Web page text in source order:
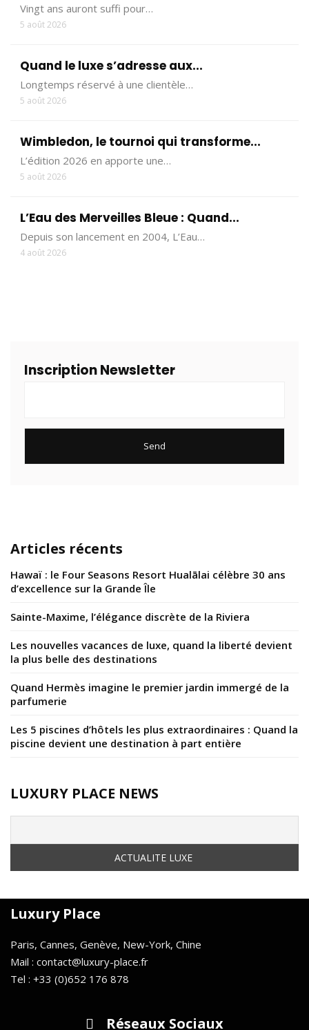
Vingt ans auront suffi pour…
5 août 2026
Quand le luxe s’adresse aux...
Longtemps réservé à une clientèle…
5 août 2026
Wimbledon, le tournoi qui transforme...
L’édition 2026 en apporte une…
5 août 2026
L’Eau des Merveilles Bleue : Quand...
Depuis son lancement en 2004, L’Eau…
4 août 2026
Inscription Newsletter
Articles récents
Hawaï : le Four Seasons Resort Hualālai célèbre 30 ans
d’excellence sur la Grande Île
Sainte-Maxime, l’élégance discrète de la Riviera
Les nouvelles vacances de luxe, quand la liberté devient
la plus belle des destinations
Quand Hermès imagine le premier jardin immergé de la
parfumerie
Les 5 piscines d’hôtels les plus extraordinaires : Quand la
piscine devient une destination à part entière
LUXURY PLACE NEWS
Luxury Place
Paris, Cannes, Genève, New-York, Chine
Mail : contact@luxury-place.fr
Tel : +33 (0)652 176 878
Réseaux Sociaux